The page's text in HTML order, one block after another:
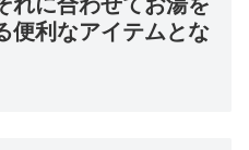
便利なアイテムとな